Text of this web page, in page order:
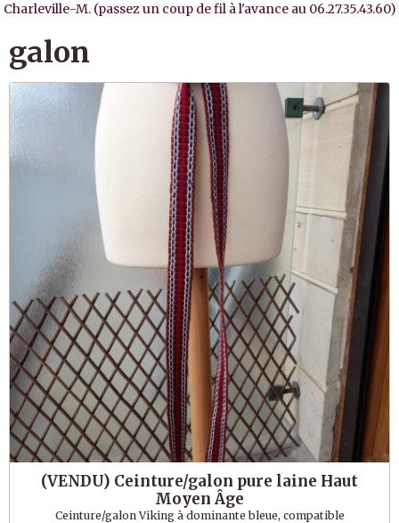
Charleville-M. (passez un coup de fil à l'avance au 06.27.35.43.60)
galon
(VENDU) Ceinture/galon pure laine Haut
Moyen Âge
Ceinture/galon Viking à dominante bleue, compatible